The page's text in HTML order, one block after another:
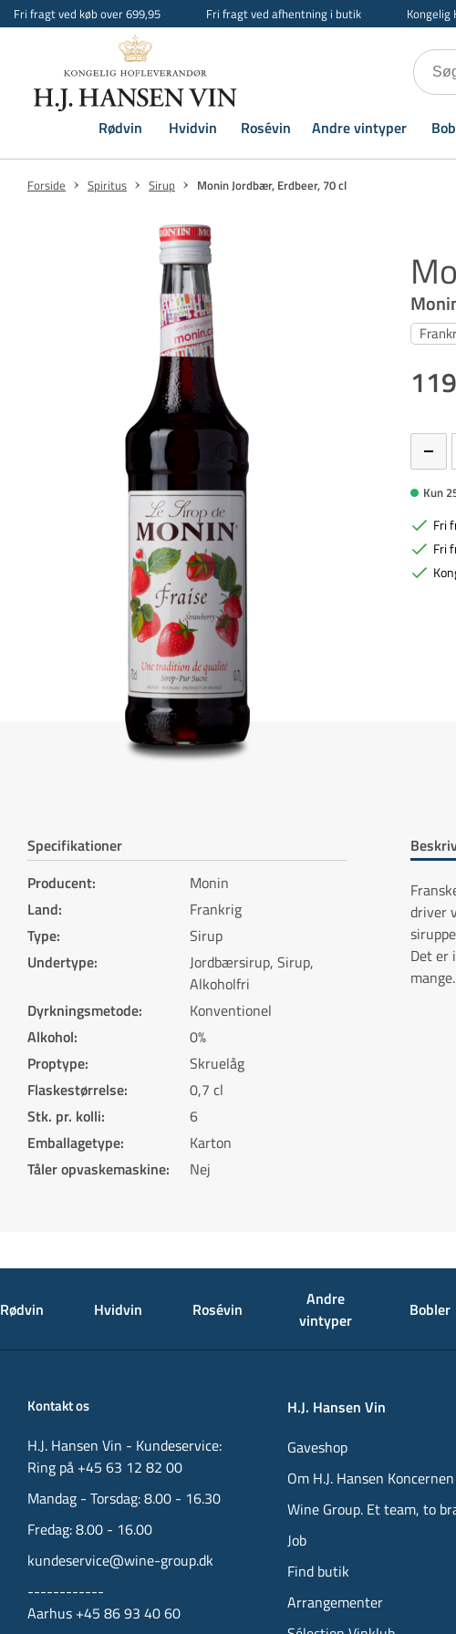
Fri fragt ved køb over 699,95 Fri fragt ved afhentning i butik
Rødvin Hvidvin Rosévin Andre vintyper
Forside Spiritus Sirup Monin Jordbær, Erdbeer, 70 cl
Kun
Fri
Fri
Specifikationer
Producent:
Monin
Land:
Frankrig
Type:
Sirup
Undertype:
Jordbærsirup, Sirup,
Alkoholfri
Dyrkningsmetode:
Konventionel
Alkohol:
0%
Proptype:
Skruelåg
Flaskestørrelse:
0,7 cl
Stk. pr. kolli:
6
Emballagetype:
Karton
Tåler opvaskemaskine: Nej
driver
Det er
mange.
Rødvin Hvidvin Rosévin
Andre
vintyper
Bobler
Kontakt os
H.J. Hansen Vin - Kundeservice:
Ring på +45 63 12 82 00
Mandag - Torsdag: 8.00 - 16.30
Fredag: 8.00 - 16.00
kundeservice@wine-group.dk
------------
Aarhus +45 86 93 40 60
H.J. Hansen Vin
Gaveshop
Om H.J. Hansen Koncernen
Wine Group. Et team, to
Job
Find butik
Arrangementer